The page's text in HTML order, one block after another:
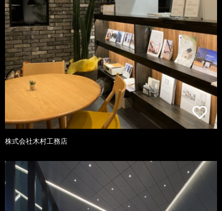
株式会社木村工務店